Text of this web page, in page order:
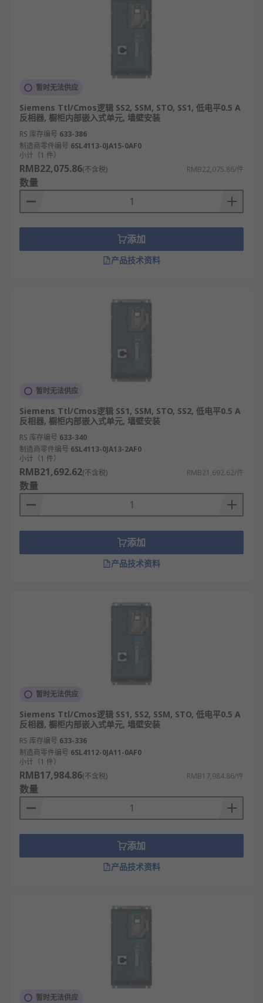
暂时无法供应
Siemens Ttl/Cmos逻辑 SS2, SSM, STO, SS1, 低电平0.5 A
反相器, 橱柜内部嵌入式单元, 墙壁安装
RS 库存编号 633-386
制造商零件编号 6SL4113-0JA15-0AF0
小计（1 件）
RMB22,075.86(不含税) RMB22,075.86/件
数量
添加
产品技术资料
暂时无法供应
Siemens Ttl/Cmos逻辑 SS1, SSM, STO, SS2, 低电平0.5 A
反相器, 橱柜内部嵌入式单元, 墙壁安装
RS 库存编号 633-340
制造商零件编号 6SL4113-0JA13-2AF0
小计（1 件）
RMB21,692.62(不含税) RMB21,692.62/件
数量
添加
产品技术资料
暂时无法供应
Siemens Ttl/Cmos逻辑 SS1, SS2, SSM, STO, 低电平0.5 A
反相器, 橱柜内部嵌入式单元, 墙壁安装
RS 库存编号 633-336
制造商零件编号 6SL4112-0JA11-0AF0
小计（1 件）
RMB17,984.86(不含税) RMB17,984.86/件
数量
添加
产品技术资料
暂时无法供应